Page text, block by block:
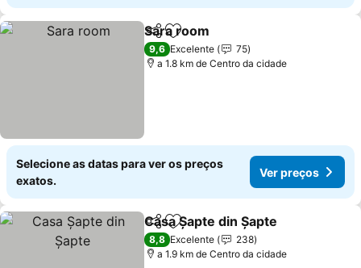
PartilharAdicionar aos favoritos
Sara room
9,6 Excelente
75
a 1.8 km de Centro da cidade
Selecione as datas para ver os preços
exatos.
Ver preços
PartilharAdicionar aos favoritos
Casa Șapte din Șapte
8,8 Excelente
238
a 1.9 km de Centro da cidade